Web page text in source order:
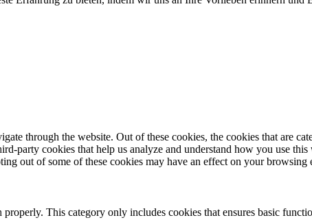
through the website. Out of these cookies, the cookies that are
party cookies that help us analyze and understand how you use
out of some of these cookies may have an effect on your browsing
This category only includes cookies that ensures basic